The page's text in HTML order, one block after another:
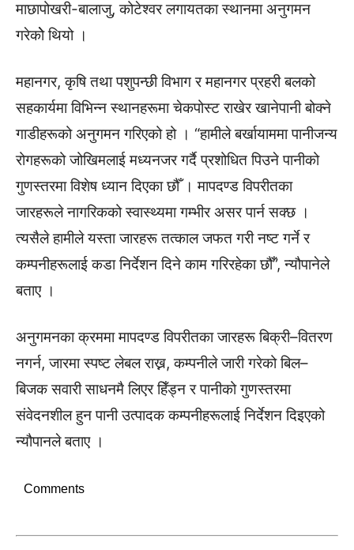
माछापोखरी-बालाजु, कोटेश्वर लगायतका स्थानमा अनुगमन
गरेकोे थियो ।
महानगर, कृषि तथा पशुपन्छी विभाग र महानगर प्रहरी बलको
सहकार्यमा विभिन्न स्थानहरूमा चेकपोस्ट राखेर खानेपानी बोक्ने
गाडीहरूको अनुगमन गरिएको हो । “हामीले बर्खायाममा पानीजन्य
रोगहरूको जोखिमलाई मध्यनजर गर्दै प्रशोधित पिउने पानीको
गुणस्तरमा विशेष ध्यान दिएका छौँ । मापदण्ड विपरीतका
जारहरूले नागरिकको स्वास्थ्यमा गम्भीर असर पार्न सक्छ ।
त्यसैले हामीले यस्ता जारहरू तत्काल जफत गरी नष्ट गर्ने र
कम्पनीहरूलाई कडा निर्देशन दिने काम गरिरहेका छौँ”, न्यौपानेले
बताए ।
अनुगमनका क्रममा मापदण्ड विपरीतका जारहरू बिक्री–वितरण
नगर्न, जारमा स्पष्ट लेबल राख्न, कम्पनीले जारी गरेको बिल–
बिजक सवारी साधनमै लिएर हिँड्न र पानीको गुणस्तरमा
संवेदनशील हुन पानी उत्पादक कम्पनीहरूलाई निर्देशन दिइएको
न्यौपानले बताए ।
Comments